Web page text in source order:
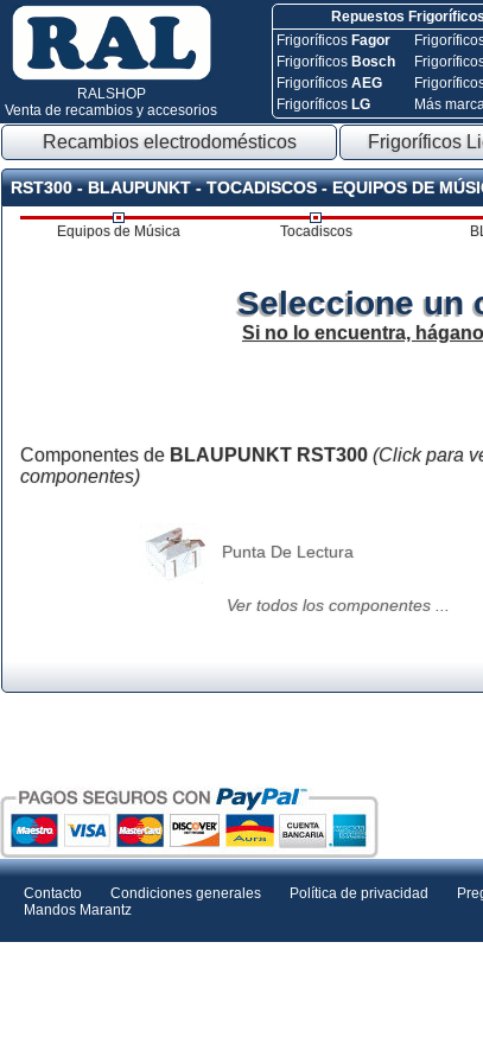
RALSHOP
Venta de recambios y accesorios
Repuestos Frigoríficos
Frigoríficos Fagor
Frigoríficos Bosch
FrigoríficosAEG
Frigoríficos LG
Más
Recambios electrodomésticos Frigoríficos
RST300 - BLAUPUNKT - TOCADISCOS - EQUIPOS DE
Equipos de Música Tocadiscos
Seleccione un
Si no lo encuentra,
Componentes de BLAUPUNKT RST300 (Click para
componentes)
Punta De Lectura
Ver todos los componentes ...
Contacto Condiciones generales Política de privacidad
Mandos Marantz